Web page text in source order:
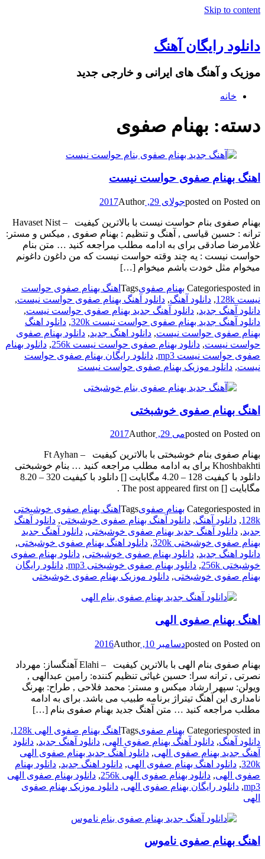
Skip to content
دانلود رایگان آهنگ
موزیک و آهنگ های ایرانی و خارجی جدید
خانه
دسته: بهنام صفوی
اهنگ بهنام صفوی حواست نیست
posted on Posted on جولای 29, 2017 Author
بهنام صفوی بنام حواست نیست با بالاترین کیفیت – Havaset Nist
ترانه : حسین قیاسی , آهنگ و تنظیم : بهنام صفوی , میکس و مستر:
غلامرضا صادقی برای به ادامه مطلب مراجعه کنید … متن بنام
حواست نیست : یه چند وقته حواست نیست که من داغون داغونم
میخوام مثل خودت باشم میخوام […]
Categoriesposted in بهنام صفویTags اهنگ بهنام صفوی حواست
نیست 128k
, دانلود آهنگ, دانلود آهنگ بهنام صفوی حواست نیست,
دانلود آهنگ جدید, دانلود آهنگ جدید بهنام صفوی حواست نیست,
دانلود آهنگ جدید بهنام صفوی حواست نیست 320k
, دانلود اهنگ
بهنام صفوی حواست نیست, دانلود اهنگ جدید, دانلود بهنام صفوی
حواست نیست, دانلود بهنام صفوی حواست نیست 256k , دانلود بهنام
صفوی حواست نیست mp3
, دانلود رایگان بهنام صفوی حواست
نیست, دانلود موزیک بهنام صفوی حواست نیست
اهنگ بهنام صفوی خوشبختی
posted on Posted on می 29, 2017 Author
بهنام صفوی بنام خوشبختی با بالاترین کیفیت Ft Ayhan –
Khoshbakhti برای به ادامه مطلب مراجعه کنید … بنام خوشبختی
دانلود با کیفیت 128 – 4.20 مگابایت [] دانلود با کیفیت 320 – 8.20
مگابایت [] The post appeared first on .
Categoriesposted in بهنام صفویTags اهنگ بهنام صفوی خوشبختی
128k
, دانلود آهنگ, دانلود آهنگ بهنام صفوی خوشبختی, دانلود آهنگ
جدید, دانلود آهنگ جدید بهنام صفوی خوشبختی, دانلود آهنگ جدید
بهنام صفوی خوشبختی 320k
, دانلود اهنگ بهنام صفوی خوشبختی,
دانلود اهنگ جدید, دانلود بهنام صفوی خوشبختی, دانلود بهنام صفوی
خوشبختی 256k
, دانلود بهنام صفوی خوشبختی mp3 , دانلود رایگان
بهنام صفوی خوشبختی, دانلود موزیک بهنام صفوی خوشبختی
اهنگ بهنام صفوی الهی
posted on Posted on دسامبر 10, 2016 Author
بهنام صفوی بنام الهی با بالاترین کیفیت – Elahi آهنگساز: مهرداد
نصرتی , ترانه سرا: حسین غیاثی تنظیم کننده: رامین عبدالهی ,
ویولن: سپهر ارشاد میکس و مستر: محمد فلاحی , طراح: بهرنگ
نامداری این آهنگ تیتراژ برنامه طبیب می باشد. برای به ادامه
مطلب مراجعه کنید … متن آهنگ جدید بهنام صفوی بنام […]
Categoriesposted in بهنام صفویTags اهنگ بهنام صفوی الهی 128k
,
دانلود آهنگ, دانلود آهنگ بهنام صفوی الهی, دانلود آهنگ جدید, دانلود
آهنگ جدید بهنام صفوی الهی, دانلود آهنگ جدید بهنام صفوی الهی
320k
, دانلود اهنگ بهنام صفوی الهی, دانلود اهنگ جدید, دانلود بهنام
صفوی الهی, دانلود بهنام صفوی الهی 256k , دانلود بهنام صفوی الهی
mp3
, دانلود رایگان بهنام صفوی الهی, دانلود موزیک بهنام صفوی
الهی
اهنگ بهنام صفوی ناموس